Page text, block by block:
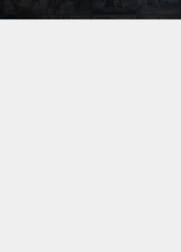
してPCでNTE:
Evernessを楽し